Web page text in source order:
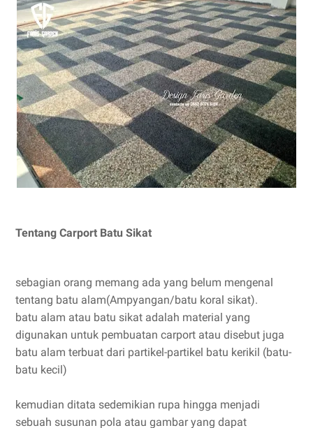
Tentang Carport Batu Sikat
sebagian orang memang ada yang belum mengenal
tentang batu alam(Ampyangan/batu koral sikat).
batu alam atau batu sikat adalah material yang
digunakan untuk pembuatan carport atau disebut juga
batu alam terbuat dari partikel-partikel batu kerikil (batu-
batu kecil)
kemudian ditata sedemikian rupa hingga menjadi
sebuah susunan pola atau gambar yang dapat